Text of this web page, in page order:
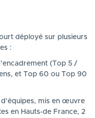
déployé sur plusieurs
:
(Top 5 /
et Top 60 ou Top 90
mis en œuvre
en Hauts-de France, 2